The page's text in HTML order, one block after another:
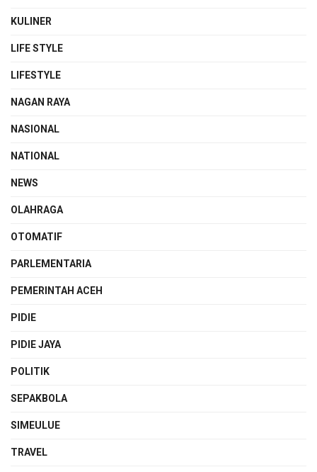
KULINER
LIFE STYLE
LIFESTYLE
NAGAN RAYA
NASIONAL
NATIONAL
NEWS
OLAHRAGA
OTOMATIF
PARLEMENTARIA
PEMERINTAH ACEH
PIDIE
PIDIE JAYA
POLITIK
SEPAKBOLA
SIMEULUE
TRAVEL